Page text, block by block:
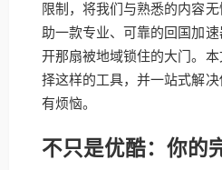
限制，将我们与熟悉的内容
助一款专业、可靠的回国加
开那扇被地域锁住的大门。
择这样的工具，并一站式解
有烦恼。
不只是优酷：你的